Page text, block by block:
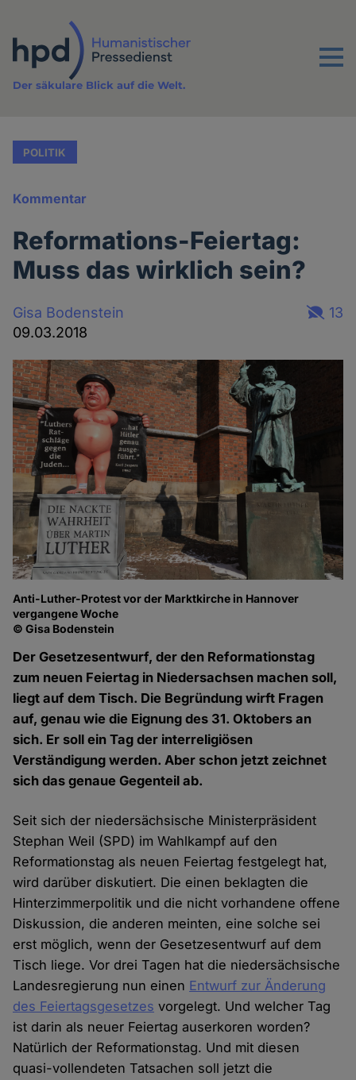
Inhalt
Menu
Der säkulare Blick auf die Welt.
POLITIK
Kommentar
Reformations-Feiertag:
Muss das wirklich sein?
Gisa Bodenstein
09.03.2018
13
Anti-Luther-Protest vor der Marktkirche in Hannover
vergangene Woche
© Gisa Bodenstein
Der Gesetzesentwurf, der den Reformationstag
zum neuen Feiertag in Niedersachsen machen soll,
liegt auf dem Tisch. Die Begründung wirft Fragen
auf, genau wie die Eignung des 31. Oktobers an
sich. Er soll ein Tag der interreligiösen
Verständigung werden. Aber schon jetzt zeichnet
sich das genaue Gegenteil ab.
Seit sich der niedersächsische Ministerpräsident
Stephan Weil (SPD) im Wahlkampf auf den
Reformationstag als neuen Feiertag festgelegt hat,
wird darüber diskutiert. Die einen beklagten die
Hinterzimmerpolitik und die nicht vorhandene offene
Diskussion, die anderen meinten, eine solche sei
erst möglich, wenn der Gesetzesentwurf auf dem
Tisch liege. Vor drei Tagen hat die niedersächsische
Landesregierung nun einen Entwurf zur Änderung
des Feiertagsgesetzes vorgelegt. Und welcher Tag
ist darin als neuer Feiertag auserkoren worden?
Natürlich der Reformationstag. Und mit diesen
quasi-vollendeten Tatsachen soll jetzt die